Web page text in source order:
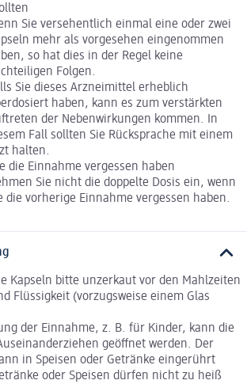
Sie versehentlich einmal eine oder zwei
mehr als vorgesehen eingenommen
so hat dies in der Regel keine
Folgen.
Sie dieses Arzneimittel erheblich
haben, kann es zum verstärkten
der Nebenwirkungen kommen. In
Fall sollten Sie Rücksprache mit einem
halten.
die Einnahme vergessen haben
Sie nicht die doppelte Dosis ein, wenn
die vorherige Einnahme vergessen haben.
Kapseln bitte unzerkaut vor den Mahlzeiten
Flüssigkeit (vorzugsweise einem Glas
der Einnahme, z. B. für Kinder, kann die
geöffnet werden. Der
in Speisen oder Getränke eingerührt
oder Speisen dürfen nicht zu heiß